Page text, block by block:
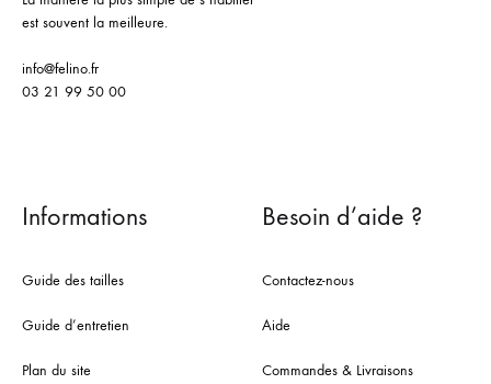
est souvent la meilleure.
info@felino.fr
03 21 99 50 00
Informations
Guide des tailles
Guide d’entretien
Plan du site
Besoin d’aide ?
Contactez-nous
Aide
Commandes & Livraisons